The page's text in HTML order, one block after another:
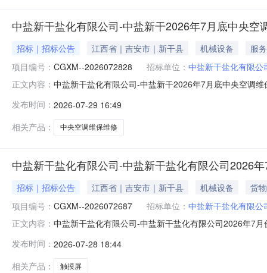
中盐新干盐化有限公司-中盐新干2026年7月底中央空
招标｜招标公告 江西省｜吉安市｜新干县 机械设备
服务
项目编号： CGXM--2026072828 招标单位： 中盐新干盐化有限公
正文内容： 中盐新干盐化有限公司-中盐新干2026年7月底中央空调
中央空调维修保养二、供应商资格条件（一）基本条件
发布时间： 2026-07-29 16:49
相关产品：
中央空调维保维修
中盐新干盐化有限公司-中盐新干盐化有限公司2026
招标｜招标公告 江西省｜吉安市｜新干县 机械设备
货物
项目编号： CGXM--2026072687 招标单位： 中盐新干盐化有限公
正文内容： 中盐新干盐化有限公司-中盐新干盐化有限公司2026年7
条件（一）基本条件1.参与供应商必须是在中华人民共和
发布时间： 2026-07-28 18:44
相关产品：
触摸屏